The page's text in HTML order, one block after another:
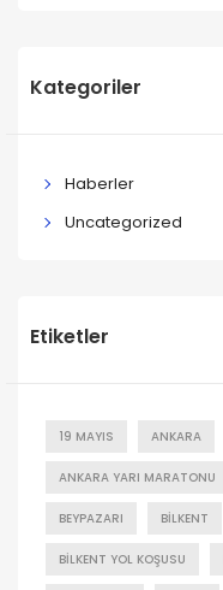
Kategoriler
Haberler
Uncategorized
Etiketler
19 MAYIS ANKARA
ANKARA YARI MARATONU
BEYPAZARI BILKENT
BILKENT YOL KOŞUSU